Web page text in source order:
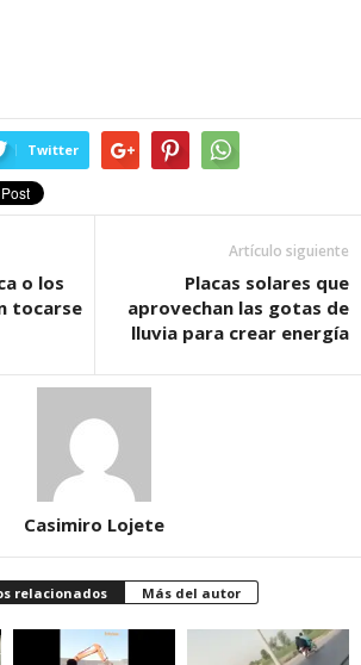
Twitter
o los
tocarse
Artículo siguiente
Placas solares que
aprovechan las gotas de
lluvia para crear energía
Casimiro Lojete
relacionados Más del autor